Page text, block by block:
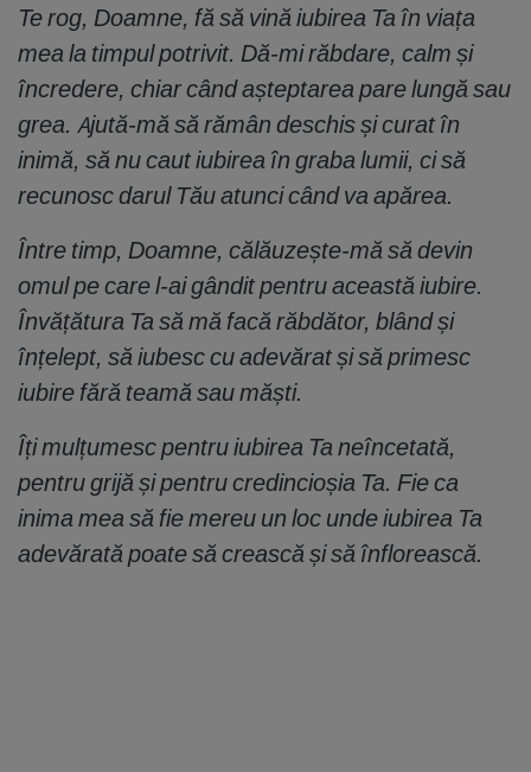
Te rog, Doamne, fă să vină iubirea Ta în viața
mea la timpul potrivit. Dă-mi răbdare, calm și
încredere, chiar când așteptarea pare lungă sau
grea. Ajută-mă să rămân deschis și curat în
inimă, să nu caut iubirea în graba lumii, ci să
recunosc darul Tău atunci când va apărea.
Între timp, Doamne, călăuzește-mă să devin
omul pe care l-ai gândit pentru această iubire.
Învățătura Ta să mă facă răbdător, blând și
înțelept, să iubesc cu adevărat și să primesc
iubire fără teamă sau măști.
Îți mulțumesc pentru iubirea Ta neîncetată,
pentru grijă și pentru credincioșia Ta. Fie ca
inima mea să fie mereu un loc unde iubirea Ta
adevărată poate să crească și să înflorească.